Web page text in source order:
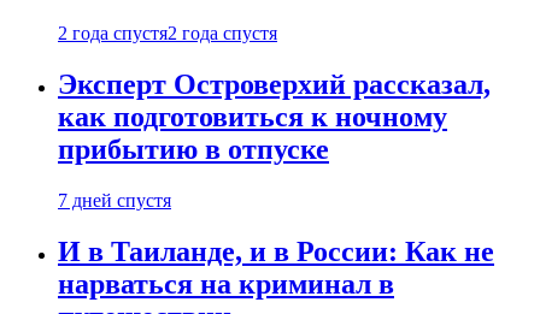
2 года спустя2 года спустя
Эксперт Островерхий рассказал,
как подготовиться к ночному
прибытию в отпуске
7 дней спустя
И в Таиланде, и в России: Как не
нарваться на криминал в